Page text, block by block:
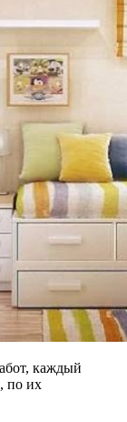
каждый
по их